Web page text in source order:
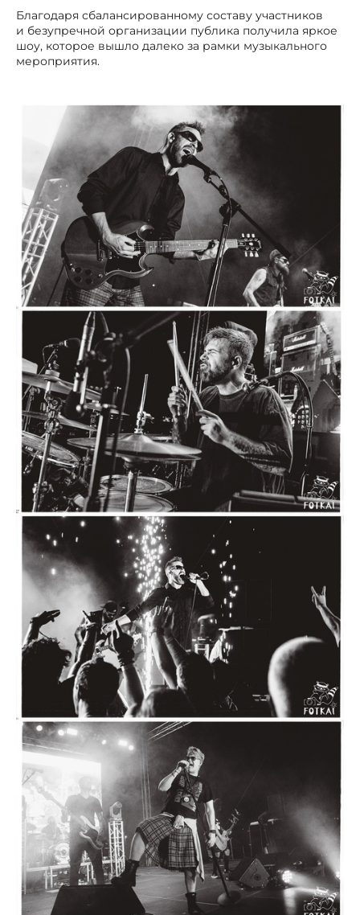
Благодаря сбалансированному составу участников
и безупречной организации публика получила яркое
шоу, которое вышло далеко за рамки музыкального
мероприятия.